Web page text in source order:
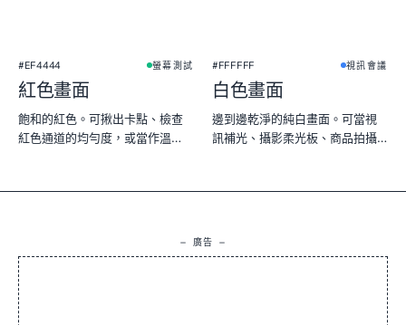
#EF4444 螢幕測試
紅色畫面
飽和的紅色。可揪出卡點、檢查
紅色通道的均勻度，或當作溫
★
#FFFFFF 視訊會議
白色畫面
邊到邊乾淨的純白畫面。可當視
訊補光、攝影柔光板、商品拍攝
— 廣告 —